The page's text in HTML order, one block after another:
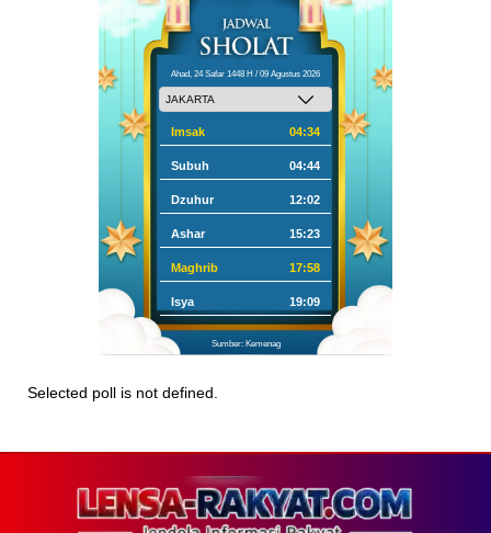
Ahad, 24 Safar 1448 H / 09 Agustus 2026
Imsak 04:34
Subuh 04:44
Dzuhur 12:02
Ashar 15:23
Maghrib 17:58
Isya 19:09
Sumber: Kemenag
Selected poll is not defined.